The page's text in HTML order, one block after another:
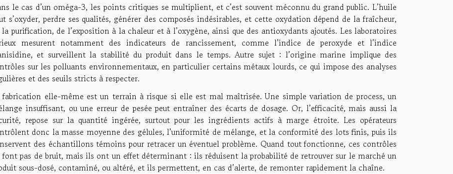
le cas d’un oméga-3, les points critiques se multiplient, et c’est souvent méconnu du grand public. L’huile
s’oxyder, perdre ses qualités, générer des composés indésirables, et cette oxydation dépend de la fraîcheur,
la purification, de l’exposition à la chaleur et à l’oxygène, ainsi que des antioxydants ajoutés. Les laboratoires
mesurent notamment des indicateurs de rancissement, comme l’indice de peroxyde et l’indice
et surveillent la stabilité du produit dans le temps. Autre sujet : l’origine marine implique des
sur les polluants environnementaux, en particulier certains métaux lourds, ce qui impose des analyses
et des seuils stricts à respecter.
fabrication elle-même est un terrain à risque si elle est mal maîtrisée. Une simple variation de process, un
insuffisant, ou une erreur de pesée peut entraîner des écarts de dosage. Or, l’efficacité, mais aussi la
repose sur la quantité ingérée, surtout pour les ingrédients actifs à marge étroite. Les opérateurs
donc la masse moyenne des gélules, l’uniformité de mélange, et la conformité des lots finis, puis ils
des échantillons témoins pour retracer un éventuel problème. Quand tout fonctionne, ces contrôles
font pas de bruit, mais ils ont un effet déterminant : ils réduisent la probabilité de retrouver sur le marché un
sous-dosé, contaminé, ou altéré, et ils permettent, en cas d’alerte, de remonter rapidement la chaîne.